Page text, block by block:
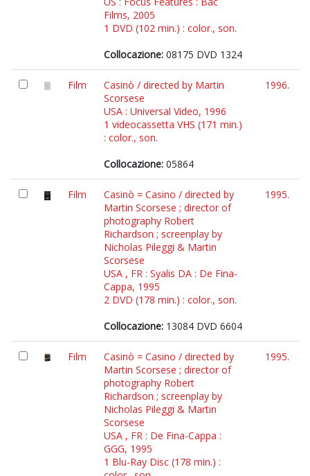
Films, 2005
1 DVD (102 min.) : color., son.
Collocazione: 08175 DVD 1324
Film
Casinò / directed by Martin
Scorsese
USA : Universal Video, 1996
1 videocassetta VHS (171 min.)
: color., son.
Collocazione: 05864
1996.
Film
Casinò = Casino / directed by
Martin Scorsese ; director of
photography Robert
Richardson ; screenplay by
Nicholas Pileggi & Martin
Scorsese
USA , FR : Syalis DA : De Fina-
Cappa, 1995
2 DVD (178 min.) : color., son.
Collocazione: 13084 DVD 6604
1995.
Film
Casinò = Casino / directed by
Martin Scorsese ; director of
photography Robert
Richardson ; screenplay by
Nicholas Pileggi & Martin
Scorsese
USA , FR : De Fina-Cappa :
GGG, 1995
1 Blu-Ray Disc (178 min.) :
1995.